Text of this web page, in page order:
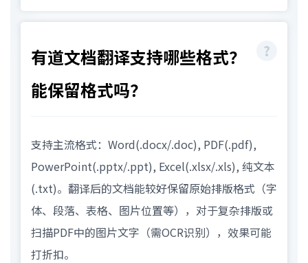
有道文档翻译支持哪些格式？
能保留格式吗？
支持主流格式：Word(.docx/.doc), PDF(.pdf),
PowerPoint(.pptx/.ppt), Excel(.xlsx/.xls), 纯文本
(.txt)。翻译后的文档能较好保留原始排版格式（字
体、段落、表格、图片位置等），对于复杂排版或
扫描PDF中的图片文字（需OCR识别），效果可能
打折扣。